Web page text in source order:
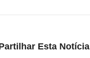
Esta Notícia